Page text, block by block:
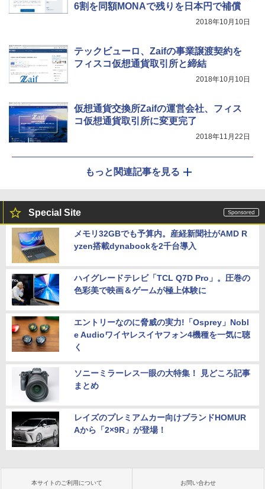
6割を同額MONAで残りを日本円で補償
2018年10月10日
テックビューロ、Zaifの事業譲渡契約を
フィスコ仮想通貨取引所と締結
2018年10月10日
仮想通貨交換所Zaifの運営会社、フィス
コ仮想通貨取引所に変更完了
2018年11月22日
もっと関連記事を見る
Special Site
メモリ32GBでも予算内。産経新聞社がAMD R
yzen搭載dynabookを2千台導入
ハイグレードテレビ「TCL Q7D Pro」。圧巻の
色彩美で映画＆ゲームが極上体験に
エントリーなのに脅威の実力!「Osprey」Nobl
e Audioワイヤレスイヤフォン4機種を一気に聴
く
ソニーミラーレス一眼の大特集！ 見どころ記事
まとめ
レイズのプレミアムカー向けブランドHOMUR
Aから「2×9R」が登場！
本サイトのご利用について お問い合わせ